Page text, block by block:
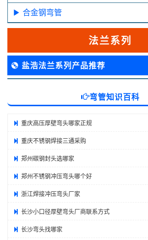
合金钢弯管
法兰系列
盐浩法兰系列产品推荐
弯管知识百科
重庆高压厚壁弯头哪家正规
重庆不锈钢焊接三通采购
郑州碳钢封头选哪家
郑州不锈钢冲压弯头哪个好
浙江焊接冲压弯头厂家
长沙小口径厚壁弯头厂商联系方式
长沙弯头找哪家